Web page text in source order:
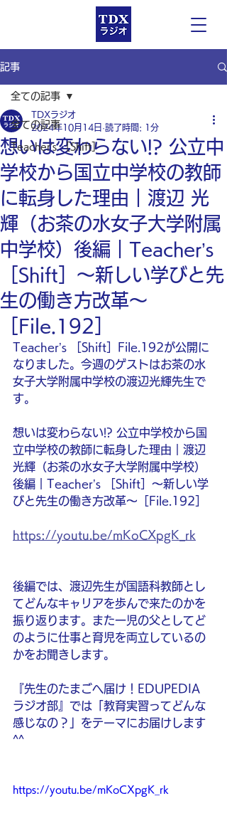
記事
全ての記事
Teacher’s ［Shift］
全ての記事
想いは変わらない!? 公立中
学校から国立中学校の教師
に転身した理由｜渡辺 光
輝（お茶の水女子大学附属
中学校）後編｜Teacher’s
［Shift］〜新しい学びと先
生の働き方改革〜
［File.192］
TDXラジオ
2024年10月14日 読了時間: 1分
Teacher’s ［Shift］File.192が公開に
なりました。今週のゲストはお茶の水
女子大学附属中学校の渡辺光輝先生で
す。
想いは変わらない!? 公立中学校から国
立中学校の教師に転身した理由｜渡辺
光輝（お茶の水女子大学附属中学校）
後編｜Teacher’s ［Shift］〜新しい学
びと先生の働き方改革〜［File.192］
https://youtu.be/mKoCXpgK_rk
後編では、渡辺先生が国語科教師とし
てどんなキャリアを歩んで来たのかを
振り返ります。また一児の父としてど
のように仕事と育児を両立しているの
かをお聞きします。
『先生のたまごへ届け！EDUPEDIA
ラジオ部』では「教育実習ってどんな
感じなの？」をテーマにお届けします
^^
https://youtu.be/mKoCXpgK_rk